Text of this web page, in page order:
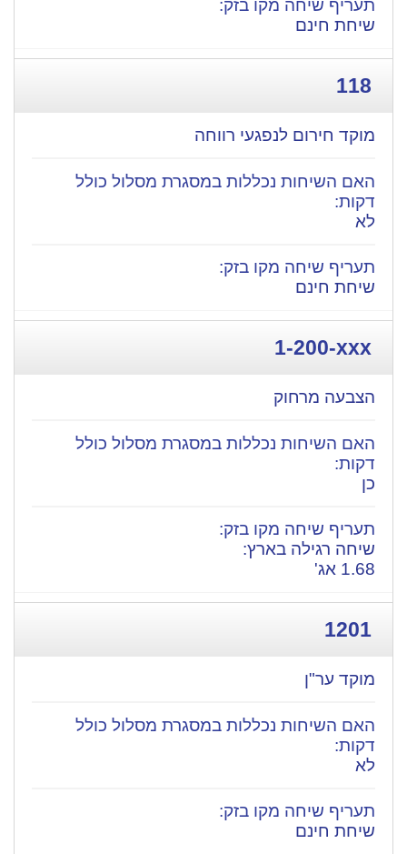
שיחת חינם
118
מוקד חירום לנפגעי רווחה
לא
שיחת חינם
1-200-xxx
הצבעה מרחוק
כן
שיחה רגילה בארץ:
1.68 אג'
1201
מוקד ער"ן
לא
שיחת חינם